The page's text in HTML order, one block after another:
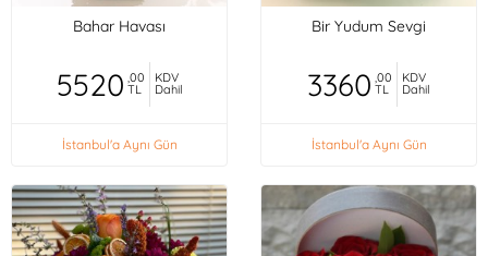
Bahar Havası
5520 ,00
TL
KDV
Dahil
İstanbul'a Aynı Gün
Bir Yudum Sevgi
3360 ,00
TL
KDV
Dahil
İstanbul'a Aynı Gün